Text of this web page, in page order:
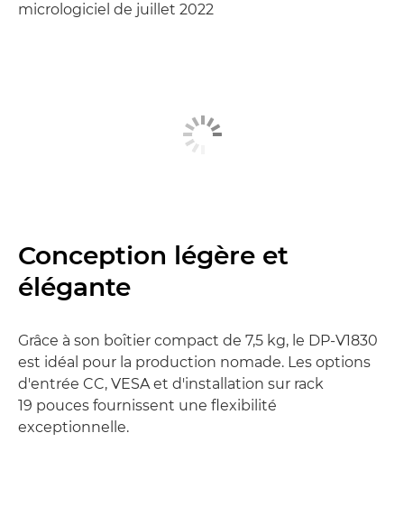
micrologiciel de juillet 2022
Conception légère et
élégante
Grâce à son boîtier compact de 7,5 kg, le DP-V1830
est idéal pour la production nomade. Les options
d'entrée CC, VESA et d'installation sur rack
19 pouces fournissent une flexibilité
exceptionnelle.